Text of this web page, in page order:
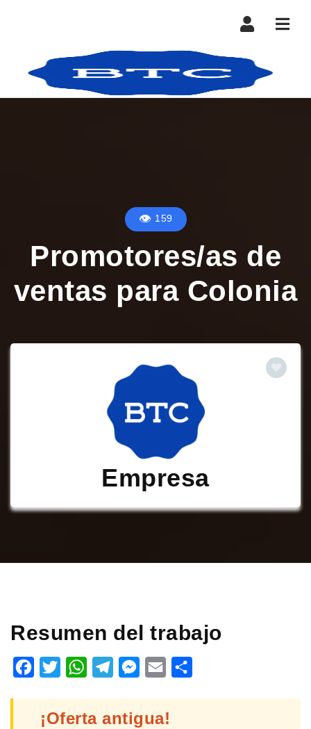
159
Promotores/as de
ventas para Colonia
Empresa
Resumen del trabajo
Facebook
TwitterWhatsAppTelegramMessenger
Email
¡Oferta antigua!